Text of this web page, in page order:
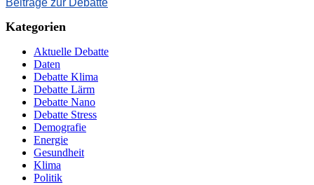
Kategorien
Aktuelle Debatte
Daten
Debatte Klima
Debatte Lärm
Debatte Nano
Debatte Stress
Demografie
Energie
Gesundheit
Klima
Politik